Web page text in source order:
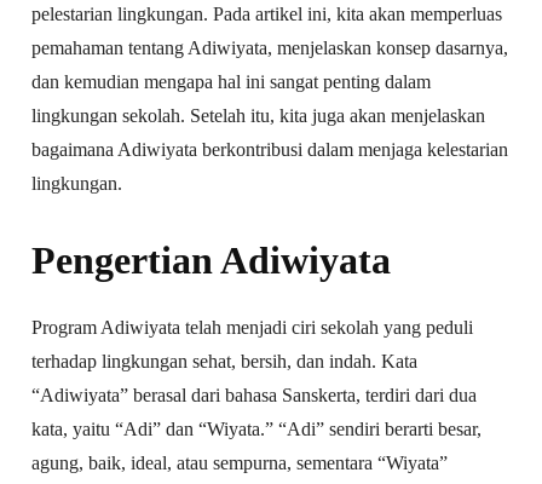
pelestarian lingkungan. Pada artikel ini, kita akan memperluas
pemahaman tentang Adiwiyata, menjelaskan konsep dasarnya,
dan kemudian mengapa hal ini sangat penting dalam
lingkungan sekolah. Setelah itu, kita juga akan menjelaskan
bagaimana Adiwiyata berkontribusi dalam menjaga kelestarian
lingkungan.
Pengertian Adiwiyata
Program Adiwiyata telah menjadi ciri sekolah yang peduli
terhadap lingkungan sehat, bersih, dan indah. Kata
“Adiwiyata” berasal dari bahasa Sanskerta, terdiri dari dua
kata, yaitu “Adi” dan “Wiyata.” “Adi” sendiri berarti besar,
agung, baik, ideal, atau sempurna, sementara “Wiyata”